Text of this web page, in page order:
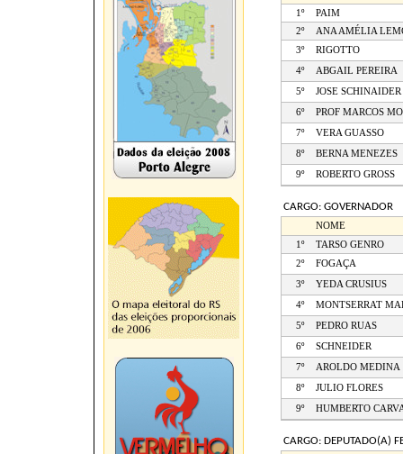
1º
PAIM
2º
ANA AMÉLIA
3º
RIGOTTO
4º ABGAIL PEREIRA
5º JOSE SCHINAIDER
6º PROF MARCOS
7º VERA GUASSO
8º BERNA MENEZES
9º ROBERTO GROSS
CARGO: GOVERNADOR
NOME
1º
TARSO GENRO
2º
FOGAÇA
3º YEDA CRUSIUS
4º MONTSERRAT
5º PEDRO RUAS
6º SCHNEIDER
7º AROLDO MEDINA
8º JULIO FLORES
9º HUMBERTO
CARGO: DEPUTADO(A)